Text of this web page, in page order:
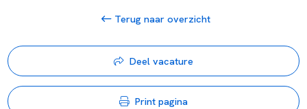
Terug naar overzicht
Deel vacature
Print pagina